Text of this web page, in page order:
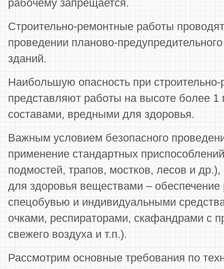
рабочему запрещается.
Строительно-ремонтные работы
проведении планово-
зданий.
Наибольшую опасность при
представляют работы на высоте более
составами, вредными для здоровья.
Важным условием безопасного
применение стандартных
подмостей, трапов, мостков, лесов и
для здоровья веществами –
спецобувью и индивидуальными
очками, респираторами, скафандрами с
свежего воздуха и т.п.).
Рассмотрим основные требования по